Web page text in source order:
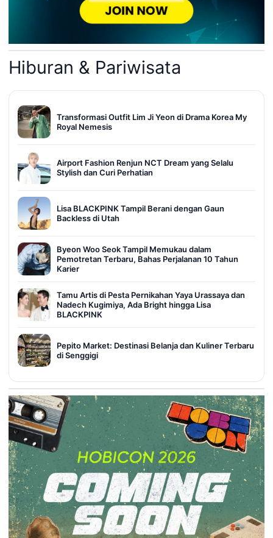
Hiburan & Pariwisata
Transformasi Outfit Lim Ji Yeon di Drama Korea My
Royal Nemesis
Airport Fashion Renjun NCT Dream yang Selalu
Stylish dan Curi Perhatian
Lisa BLACKPINK Tampil Berani dengan Gaun
Backless di Utah
Byeon Woo Seok Tampil Memukau dalam
Pemotretan Terbaru, Bahas Perjalanan 10 Tahun
Karier
Tamu Artis di Pesta Pernikahan Yaya Urassaya dan
Nadech Kugimiya, Ada Bright hingga Lisa
BLACKPINK
Pepito Market: Destinasi Belanja dan Kuliner Terbaru
di Senggigi